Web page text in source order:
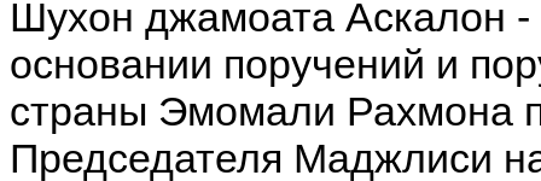
Шухон джамоата Аскалон
основании поручений и
страны Эмомали Рахмона
Председателя Маджлиси